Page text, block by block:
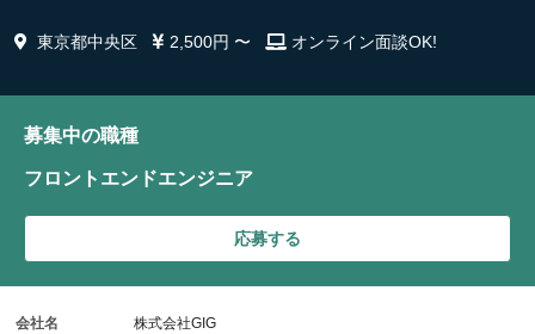
東京都中央区 2,500円 〜 オンライン面談OK!
募集中の職種
フロントエンドエンジニア
応募する
会社名 株式会社GIG